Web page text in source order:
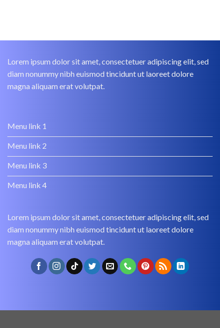
Lorem ipsum dolor sit amet, consectetuer adipiscing elit, sed
diam nonummy nibh euismod tincidunt ut laoreet dolore
magna aliquam erat volutpat.
Menu link 1
Menu link 2
Menu link 3
Menu link 4
Lorem ipsum dolor sit amet, consectetuer adipiscing elit, sed
diam nonummy nibh euismod tincidunt ut laoreet dolore
magna aliquam erat volutpat.